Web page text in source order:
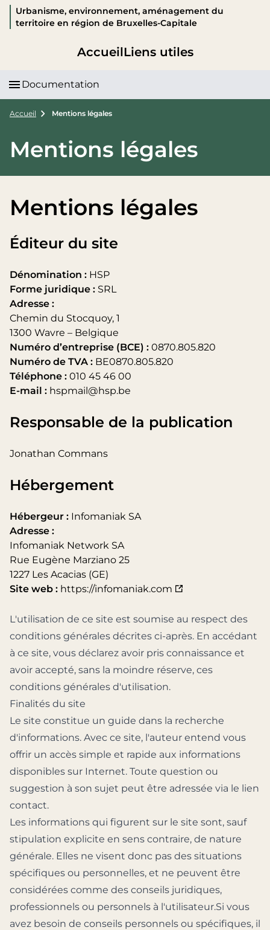
Urbanisme, environnement, aménagement du
territoire en région de Bruxelles-Capitale
AccueilLiens utiles
Documentation
Accueil Mentions légales
Mentions légales
Mentions légales
Éditeur du site
Dénomination : HSP
Forme juridique : SRL
Adresse :
Chemin du Stocquoy, 1
1300 Wavre – Belgique
Numéro d’entreprise (BCE) : 0870.805.820
Numéro de TVA : BE0870.805.820
Téléphone : 010 45 46 00
E-mail : hspmail@hsp.be
Responsable de la publication
Jonathan Commans
Hébergement
Hébergeur : Infomaniak SA
Adresse :
Infomaniak Network SA
Rue Eugène Marziano 25
1227 Les Acacias (GE)
Site web : https://infomaniak.com
L'utilisation de ce site est soumise au respect des
conditions générales décrites ci-après. En accédant
à ce site, vous déclarez avoir pris connaissance et
avoir accepté, sans la moindre réserve, ces
conditions générales d'utilisation.
Finalités du site
Le site constitue un guide dans la recherche
d'informations. Avec ce site, l'auteur entend vous
offrir un accès simple et rapide aux informations
disponibles sur Internet. Toute question ou
suggestion à son sujet peut être adressée via le lien
contact.
Les informations qui figurent sur le site sont, sauf
stipulation explicite en sens contraire, de nature
générale. Elles ne visent donc pas des situations
spécifiques ou personnelles, et ne peuvent être
considérées comme des conseils juridiques,
professionnels ou personnels à l'utilisateur.Si vous
avez besoin de conseils personnels ou spécifiques, il